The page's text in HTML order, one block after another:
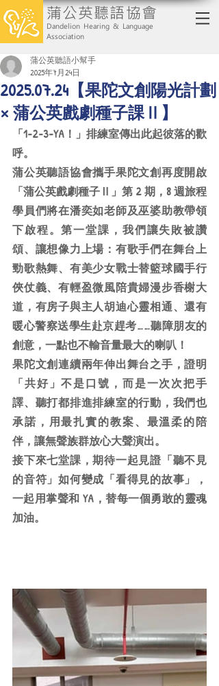
蒲公英聽語協會
Dandelion Hearing & Language
Association
2025.07.24【果陀文創陽光計劃
× 蒲公英戲劇種子課Ⅱ】
蒲公英聽語小幫手
2025年7月24日
「1-2-3-YA！」排練室傳出此起彼落的歡
呼。
蒲公英聽語協會攜手果陀文創再度開啟
「蒲公英戲劇種子Ⅱ」第 2 期，8 週旅程
學員們將在潘奕如老師及巫婆助教帶領
下啟程。第一堂課，我們讓失敗被讚
頌、讓想像力上場：有歌手們在舞台上
勁歌熱舞、有美少女戰士替籃球國手行
俠仗義、有輕盈微風陪貴婦漫步香榭大
道，有房子與主人胡迪心靈相通、還有
暖心警察送學生赴京趕考……聽障朋友的
創意，一點也不輸音量最大的喇叭！
果陀文創連續兩年伸出舞台之手，證明
「共好」不是口號，而是一次次把手
譯、聽打都排進排練室的行動，我們也
承諾，用最扎實的教案、最溫柔的陪
伴，讓無聲族群放心大聲演出。
接下來七堂課，期待一起見證「聽不見
的音符」如何變成「看得見的故事」，
一起用掌聲和 YA，替每一個勇敢的靈魂
加油。